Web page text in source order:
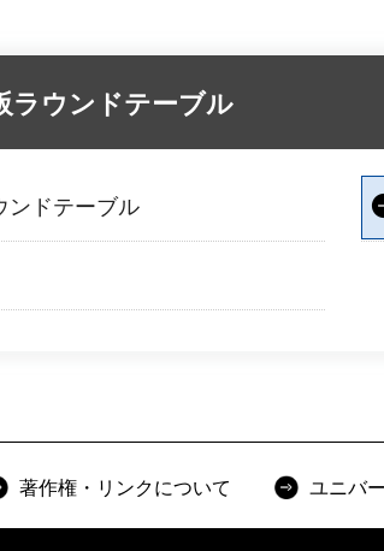
ラウンドテーブル
ンドテーブル
著作権・リンクについて ユニバ